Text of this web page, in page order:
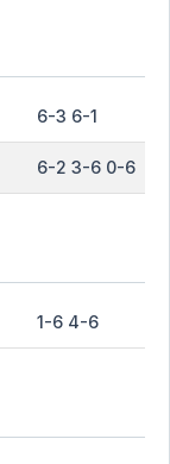
6-3 6-1
6-2 3-6 0-6
1-6 4-6